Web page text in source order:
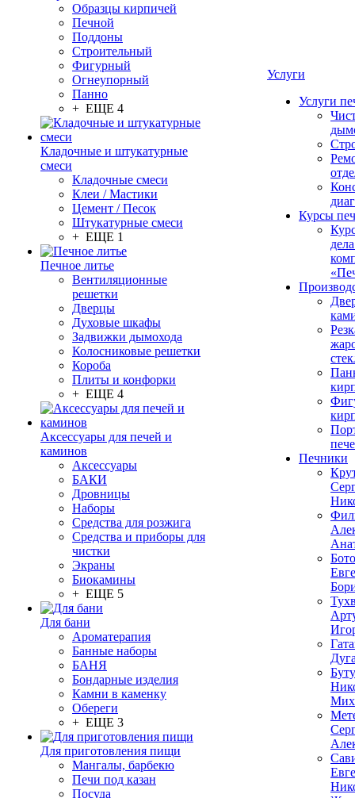
Образцы кирпичей
Печной
Поддоны
Строительный
Фигурный
Огнеупорный
Панно
+ ЕЩЕ 4
Кладочные и штукатурные
смеси
Кладочные смеси
Клеи / Мастики
Цемент / Песок
Штукатурные смеси
+ ЕЩЕ 1
Печное литье
Вентиляционные
решетки
Дверцы
Духовые шкафы
Задвижки дымохода
Колосниковые решетки
Короба
Плиты и конфорки
+ ЕЩЕ 4
Аксессуары для печей и
каминов
Аксессуары
БАКИ
Дровницы
Наборы
Средства для розжига
Средства и приборы для
чистки
Экраны
Биокамины
+ ЕЩЕ 5
Для бани
Ароматерапия
Банные наборы
БАНЯ
Бондарные изделия
Камни в каменку
Обереги
+ ЕЩЕ 3
Для приготовления пищи
Мангалы, барбекю
Печи под казан
Посуда
Услуги
Услуги
Курсы
Печники